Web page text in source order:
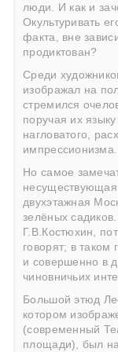
люди. И как и
Окультуривать
факта, вне
продиктован?
Среди
изображал на
стремился
поручая их
нагловатого,
импрессионизма.
Но самое
несуществующая
двухэтажная
зелёных
Г.В.Костюхин,
говорят; в таком
и совершенно в
чиновничьих
Большой этюд
котором
(современный
площади), был